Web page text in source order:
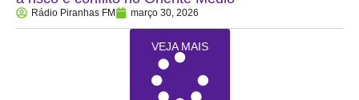
Rádio Piranhas FM março 30, 2026
VEJA MAIS